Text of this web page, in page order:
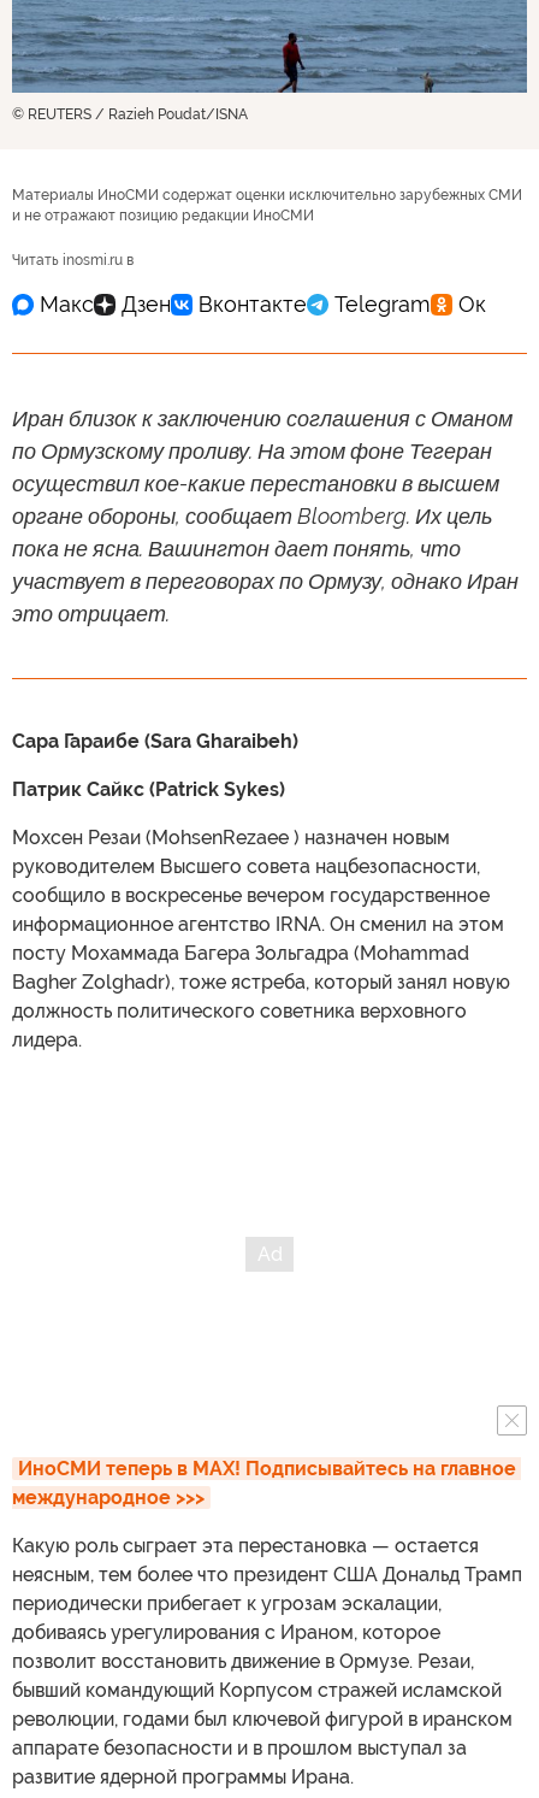
© REUTERS / Razieh Poudat/ISNA
Материалы ИноСМИ содержат оценки исключительно зарубежных СМИ
и не отражают позицию редакции ИноСМИ
Читать inosmi.ru в
Иран близок к заключению соглашения с Оманом
по Ормузскому проливу. На этом фоне Тегеран
осуществил кое-какие перестановки в высшем
органе обороны, сообщает Bloomberg. Их цель
пока не ясна. Вашингтон дает понять, что
участвует в переговорах по Ормузу, однако Иран
это отрицает.
Сара Гараибе (Sara Gharaibeh)
Патрик Сайкс (Patrick Sykes)
Мохсен Резаи (MohsenRezaee ) назначен новым
руководителем Высшего совета нацбезопасности,
сообщило в воскресенье вечером государственное
информационное агентство IRNA. Он сменил на этом
посту Мохаммада Багера Зольгадра (Mohammad
Bagher Zolghadr), тоже ястреба, который занял новую
должность политического советника верховного
лидера.
ИноСМИ теперь в MAX! Подписывайтесь на главное
международное >>>
Какую роль сыграет эта перестановка — остается
неясным, тем более что президент США Дональд Трамп
периодически прибегает к угрозам эскалации,
добиваясь урегулирования с Ираном, которое
позволит восстановить движение в Ормузе. Резаи,
бывший командующий Корпусом стражей исламской
революции, годами был ключевой фигурой в иранском
аппарате безопасности и в прошлом выступал за
развитие ядерной программы Ирана.